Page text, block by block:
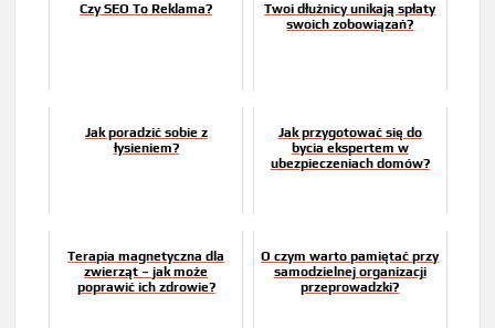
Czy SEO To Reklama?
Twoi dłużnicy unikają spłaty
swoich zobowiązań?
Jak poradzić sobie z
łysieniem?
Jak przygotować się do
bycia ekspertem w
ubezpieczeniach domów?
Terapia magnetyczna dla
zwierząt – jak może
poprawić ich zdrowie?
O czym warto pamiętać przy
samodzielnej organizacji
przeprowadzki?